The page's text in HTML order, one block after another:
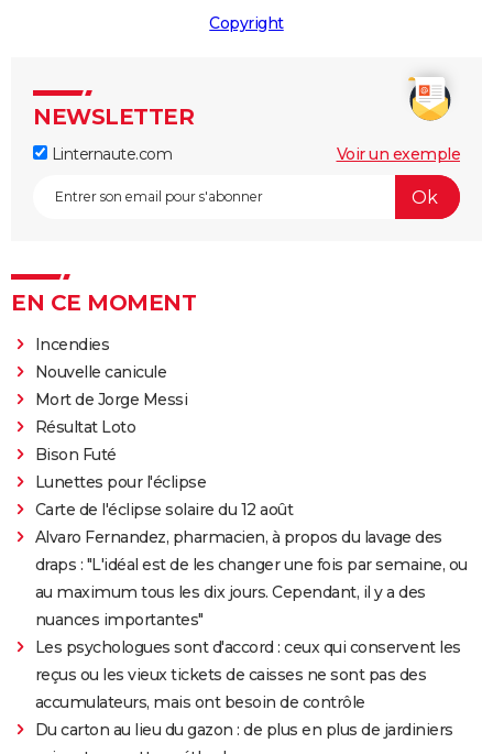
Copyright
NEWSLETTER
Linternaute.com Voir un exemple
EN CE MOMENT
Incendies
Nouvelle canicule
Mort de Jorge Messi
Résultat Loto
Bison Futé
Lunettes pour l'éclipse
Carte de l'éclipse solaire du 12 août
Alvaro Fernandez, pharmacien, à propos du lavage des
draps : "L'idéal est de les changer une fois par semaine, ou
au maximum tous les dix jours. Cependant, il y a des
nuances importantes"
Les psychologues sont d'accord : ceux qui conservent les
reçus ou les vieux tickets de caisses ne sont pas des
accumulateurs, mais ont besoin de contrôle
Du carton au lieu du gazon : de plus en plus de jardiniers